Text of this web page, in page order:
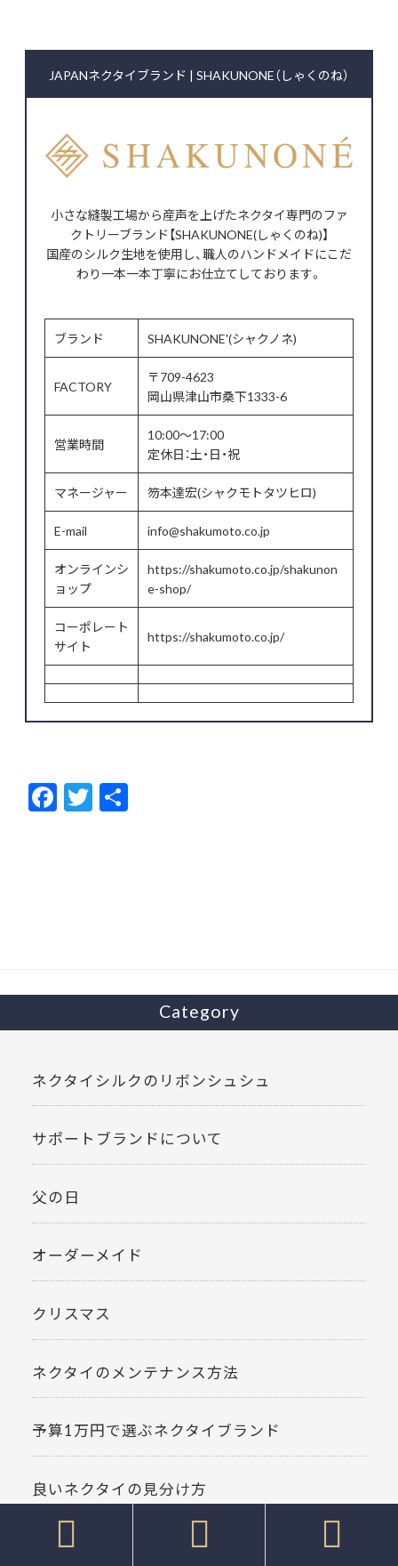
JAPANネクタイブランド | SHAKUNONE（しゃくのね）
小さな縫製工場から産声を上げたネクタイ専門のファ
クトリーブランド【SHAKUNONE(しゃくのね)】
国産のシルク生地を使用し、職人のハンドメイドにこだ
わり一本一本丁寧にお仕立てしております。
ブランド SHAKUNONE'(シャクノネ)
FACTORY
〒709-4623
岡山県津山市桑下1333-6
営業時間
10:00～17:00
定休日：土・日・祝
マネージャー 笏本達宏(シャクモトタツヒロ)
E-mail info@shakumoto.co.jp
オンラインシ
ョップ
https://shakumoto.co.jp/shakunon
e-shop/
コーポレート
サイト
https://shakumoto.co.jp/
F
ac
T
w
Category
ネクタイシルクのリボンシュシュ
サポートブランドについて
父の日
オーダーメイド
クリスマス
ネクタイのメンテナンス方法
予算1万円で選ぶネクタイブランド
良いネクタイの見分け方
メディア
  